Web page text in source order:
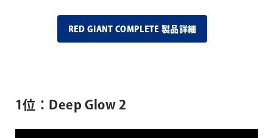
RED GIANT COMPLETE 製品詳細
1位：Deep Glow 2